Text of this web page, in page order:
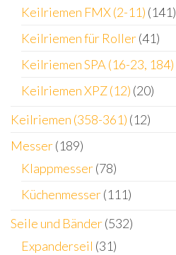
Keilriemen FMX (2-11) (141)
Keilriemen für Roller(41)
Keilriemen SPA (16-23, 184)
Keilriemen XPZ (12) (20)
Keilriemen (358-361) (12)
Messer(189)
Klappmesser(78)
Küchenmesser(111)
Seile und Bänder(532)
Expanderseil (31)